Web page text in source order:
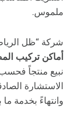
ملموس.
شركة “ظل
أماكن تركيب
نبيع منتجاً
الاستشارة
وانتهاءً بخدمة